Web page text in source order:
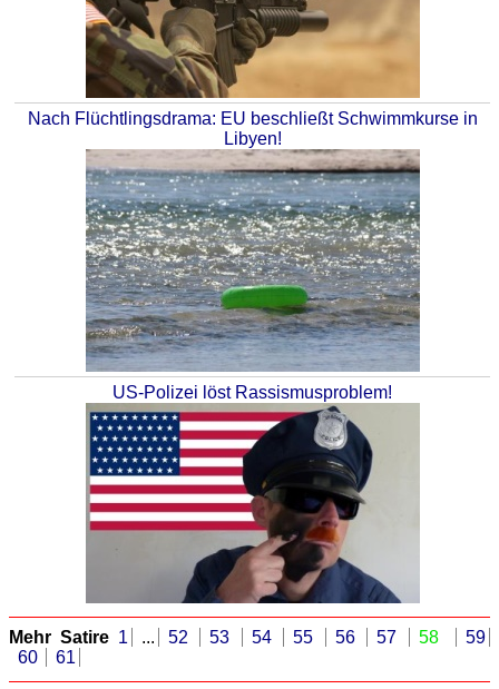
Nach Flüchtlingsdrama: EU beschließt Schwimmkurse in
Libyen!
US-Polizei löst Rassismusproblem!
Mehr Satire 1 ... 52 53 54 55 56 57 58
59
60
61